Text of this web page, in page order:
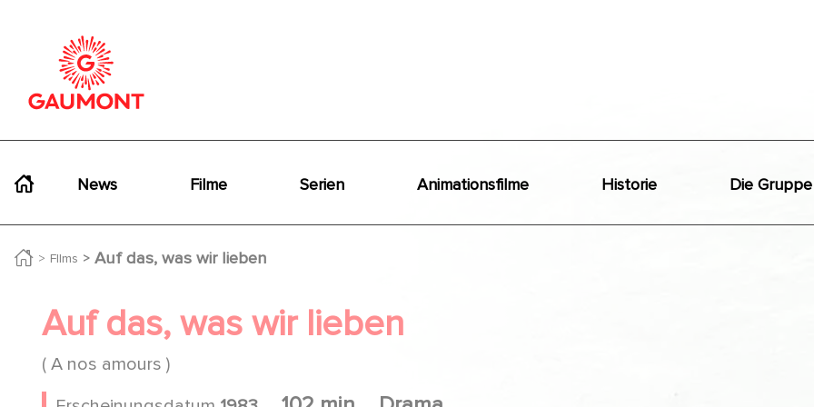
News Filme Serien Animationsfilme Historie Die Gruppe
FIlms Auf das, was wir lieben
Auf das, was wir lieben
( A nos amours )